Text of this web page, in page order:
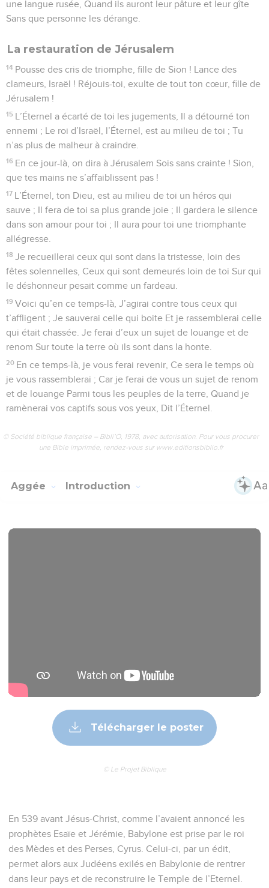
une langue rusée, Quand ils auront leur pâture et leur gîte
Sans que personne les dérange.
La restauration de Jérusalem
14 Pousse des cris de triomphe, fille de Sion ! Lance des
clameurs, Israël ! Réjouis-toi, exulte de tout ton cœur, fille de
Jérusalem !
15 L’Éternel a écarté de toi les jugements, Il a détourné ton
ennemi ; Le roi d’Israël, l’Éternel, est au milieu de toi ; Tu
n’as plus de malheur à craindre.
16 En ce jour-là, on dira à Jérusalem Sois sans crainte ! Sion,
que tes mains ne s’affaiblissent pas !
17 L’Éternel, ton Dieu, est au milieu de toi un héros qui
sauve ; Il fera de toi sa plus grande joie ; Il gardera le silence
dans son amour pour toi ; Il aura pour toi une triomphante
allégresse.
18 Je recueillerai ceux qui sont dans la tristesse, loin des
fêtes solennelles, Ceux qui sont demeurés loin de toi Sur qui
le déshonneur pesait comme un fardeau.
19 Voici qu’en ce temps-là, J’agirai contre tous ceux qui
t’affligent ; Je sauverai celle qui boite Et je rassemblerai celle
qui était chassée. Je ferai d’eux un sujet de louange et de
renom Sur toute la terre où ils sont dans la honte.
20 En ce temps-là, je vous ferai revenir, Ce sera le temps où
je vous rassemblerai ; Car je ferai de vous un sujet de renom
et de louange Parmi tous les peuples de la terre, Quand je
ramènerai vos captifs sous vos yeux, Dit l’Éternel.
© Société biblique française – Bibli’O, 1978, avec autorisation. Pour vous procurer
une Bible imprimée, rendez-vous sur www.editionsbiblio.fr
Aggée Introduction
Télécharger le poster
© Le Projet Biblique
En 539 avant Jésus-Christ, comme l’avaient annoncé les
prophètes Esaïe et Jérémie, Babylone est prise par le roi
des Mèdes et des Perses, Cyrus. Celui-ci, par un édit,
permet alors aux Judéens exilés en Babylonie de rentrer
dans leur pays et de reconstruire le Temple de l’Eternel.